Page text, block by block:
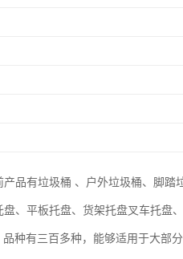
品有垃圾桶 、户外垃圾桶、脚
、平板托盘、货架托盘叉车托盘
种有三百多种，能够适用于大部